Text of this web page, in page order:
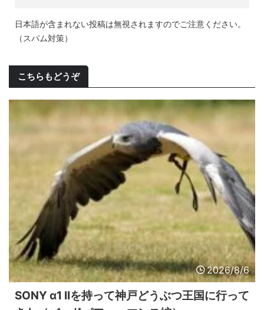
日本語が含まれない投稿は無視されますのでご注意ください。
（スパム対策）
こちらもどうぞ
2026/8/6
SONY α1 IIを持って神戸どうぶつ王国に行って